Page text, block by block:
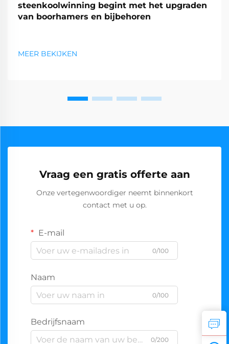
steenkoolwinning begint met het upgraden
van boorhamers en bijbehoren
MEER BEKIJKEN
Vraag een gratis offerte aan
Onze vertegenwoordiger neemt binnenkort
contact met u op.
E-mail
0/100
Naam
0/100
Bedrijfsnaam
0/200